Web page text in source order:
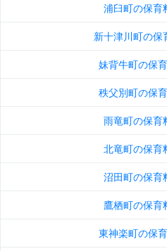
浦臼町の保育
新十津川町の保
妹背牛町の保
秩父別町の保
雨竜町の保育
北竜町の保育
沼田町の保育
鷹栖町の保育
東神楽町の保